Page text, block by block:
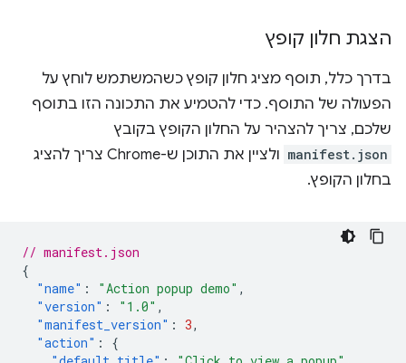
הצגת חלון קופץ
בדרך כלל, תוסף מציג חלון קופץ כשהמשתמש לוחץ על
הפעולה של התוסף. כדי להטמיע את התכונה הזו בתוסף
שלכם, צריך להצהיר על החלון הקופץ בקובץ
manifest.json
ולציין את התוכן ש-Chrome צריך להציג
בחלון הקופץ.
// manifest.json
{
"name" : "Action popup demo" ,
"version" : "1.0" ,
"manifest_version" : 3,
"action" :
{